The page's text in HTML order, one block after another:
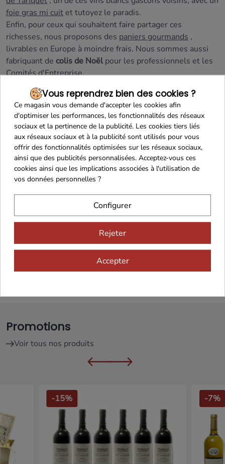
foie gras mi cuit et tutoyez le paradis.
Enfin, pour ceux qui souhaitent faire partager ces
richesses, nous proposons des paniers gourmands ,
livrables en Europe à moindre frais. Nous sommes aussi
fabriquant de colis de Noël pour les professionnels et les
Comités d'Entreprise.
Promotions
Voir tous nos produits
-15% -7%
Vous reprendrez bien des cookies ?
Ce magasin vous demande d'accepter les cookies afin
d'optimiser les performances, les fonctionnalités des réseaux
sociaux et la pertinence de la publicité. Les cookies tiers liés
aux réseaux sociaux et à la publicité sont utilisés pour vous
offrir des fonctionnalités optimisées sur les réseaux sociaux,
ainsi que des publicités personnalisées. Acceptez-vous ces
cookies ainsi que les implications associées à l'utilisation de
vos données personnelles ?
Configurer
Rejeter
Accepter